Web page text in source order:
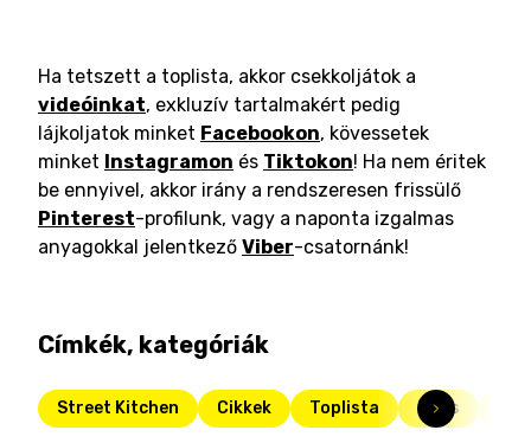
Ha tetszett a toplista, akkor csekkoljátok a
videóinkat, exkluzív tartalmakért pedig
lájkoljatok minket Facebookon, kövessetek
minket Instagramon és Tiktokon! Ha nem éritek
be ennyivel, akkor irány a rendszeresen frissülő
Pinterest-profilunk, vagy a naponta izgalmas
anyagokkal jelentkező Viber-csatornánk!
Címkék, kategóriák
Street Kitchen Cikkek Toplista Friss